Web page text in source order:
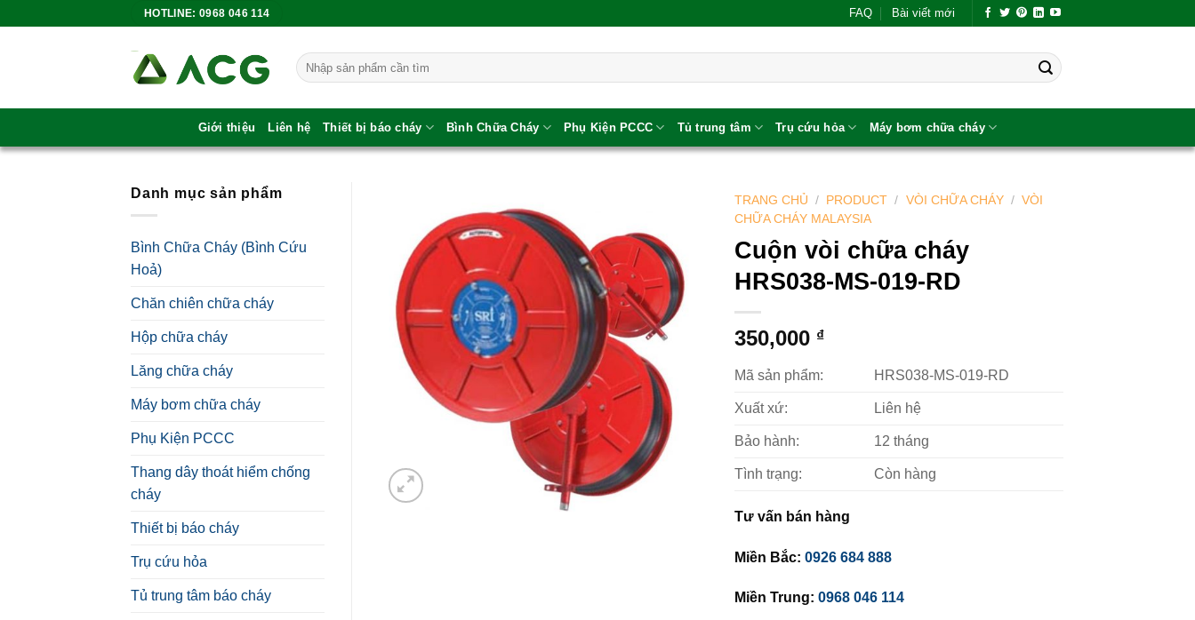
HOTLINE: 0968 046 114 FAQ Bài viết mới
Tìm
kiếm:
Giới thiệu Liên hệ Thiết bị báo cháy Bình Chữa Cháy Phụ Kiện PCCC Tủ trung tâm Trụ cứu hỏa Máy bơm chữa cháy
Danh mục sản phẩm
Bình Chữa Cháy (Bình Cứu
Hoả)
Chăn chiên chữa cháy
Hộp chữa cháy
Lăng chữa cháy
Máy bơm chữa cháy
Phụ Kiện PCCC
Thang dây thoát hiểm chống
cháy
Thiết bị báo cháy
Trụ cứu hỏa
Tủ trung tâm báo cháy
TRANG CHỦ / PRODUCT / VÒI CHỮA CHÁY / VÒI
CHỮA CHÁY MALAYSIA
Cuộn vòi chữa cháy
HRS038-MS-019-RD
350,000 ₫
Mã sản phẩm: HRS038-MS-019-RD
Xuất xứ: Liên hệ
Bảo hành: 12 tháng
Tình trạng: Còn hàng
Tư vấn bán hàng
Miền Bắc:0926 684 888
Miền Trung:0968 046 114